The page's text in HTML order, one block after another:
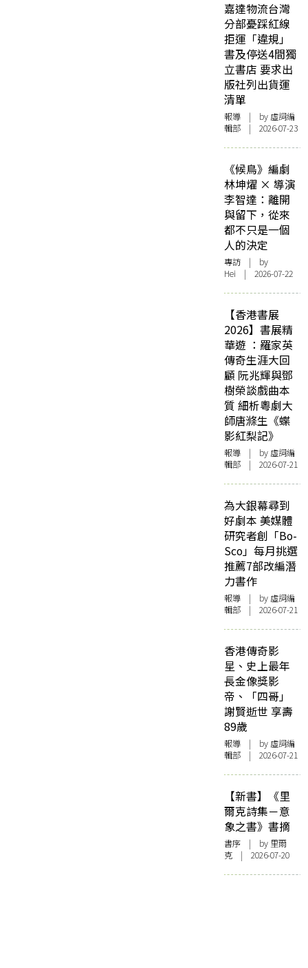
嘉達物流台灣
分部憂踩紅線
拒運「違規」
書及停送4間獨
立書店 要求出
版社列出貨運
清單
報導 | by 虛詞編
輯部 | 2026-07-23
《候鳥》編劇
林坤燿 × 導演
李智達：離開
與留下，從來
都不只是一個
人的決定
專訪 | by
Hei | 2026-07-22
【香港書展
2026】書展精
華遊 ：羅家英
傳奇生涯大回
顧 阮兆輝與鄧
樹榮談戲曲本
質 細析粵劇大
師唐滌生《蝶
影紅梨記》
報導 | by 虛詞編
輯部 | 2026-07-21
為大銀幕尋到
好劇本 美媒體
研究者創「Bo-
Sco」每月挑選
推薦7部改編潛
力書作
報導 | by 虛詞編
輯部 | 2026-07-21
香港傳奇影
星、史上最年
長金像獎影
帝、「四哥」
謝賢逝世 享壽
89歲
報導 | by 虛詞編
輯部 | 2026-07-21
【新書】《里
爾克詩集－意
象之書》書摘
書序 | by 里爾
克 | 2026-07-20